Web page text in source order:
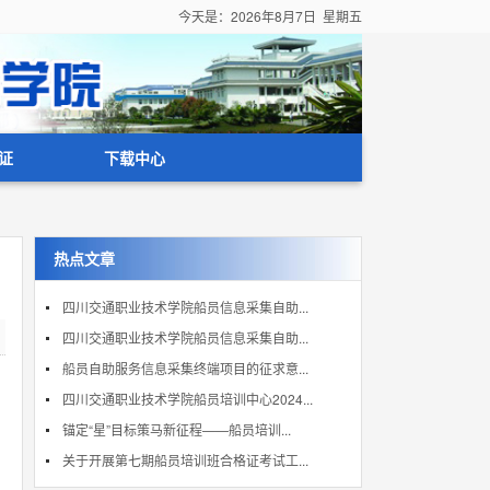
今天是： 2026年8月7日 星期五
下载中心
热点文章
四川交通职业技术学院船员信息采集自助...
四川交通职业技术学院船员信息采集自助...
船员自助服务信息采集终端项目的征求意...
四川交通职业技术学院船员培训中心2024...
锚定“星”目标策马新征程——船员培训...
关于开展第七期船员培训班合格证考试工...